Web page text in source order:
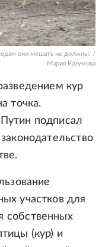
они мешать не должны. /
Мария Разумова
кур
точка.
подписал
участков для
собственных
(кур) и